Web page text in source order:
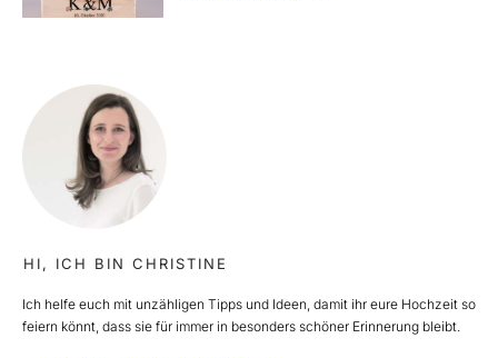
HI, ICH BIN CHRISTINE
Ich helfe euch mit unzähligen Tipps und Ideen, damit ihr eure Hochzeit so
feiern könnt, dass sie für immer in besonders schöner Erinnerung bleibt.